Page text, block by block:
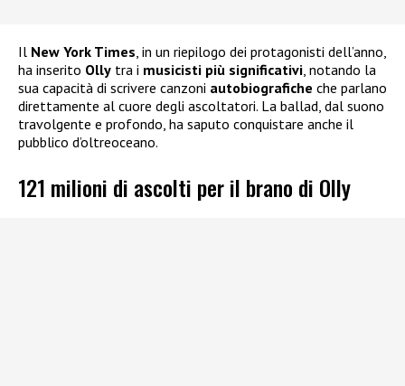
Il New York Times , in un riepilogo dei protagonisti dell’anno,
ha inserito Olly tra i musicisti più significativi , notando la
sua capacità di scrivere canzoni autobiografiche che parlano
direttamente al cuore degli ascoltatori. La ballad, dal suono
travolgente e profondo, ha saputo conquistare anche il
pubblico d’oltreoceano.
121 milioni di ascolti per il brano di Olly